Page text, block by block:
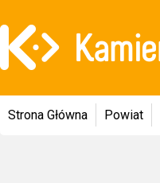
Strona Główna Powiat